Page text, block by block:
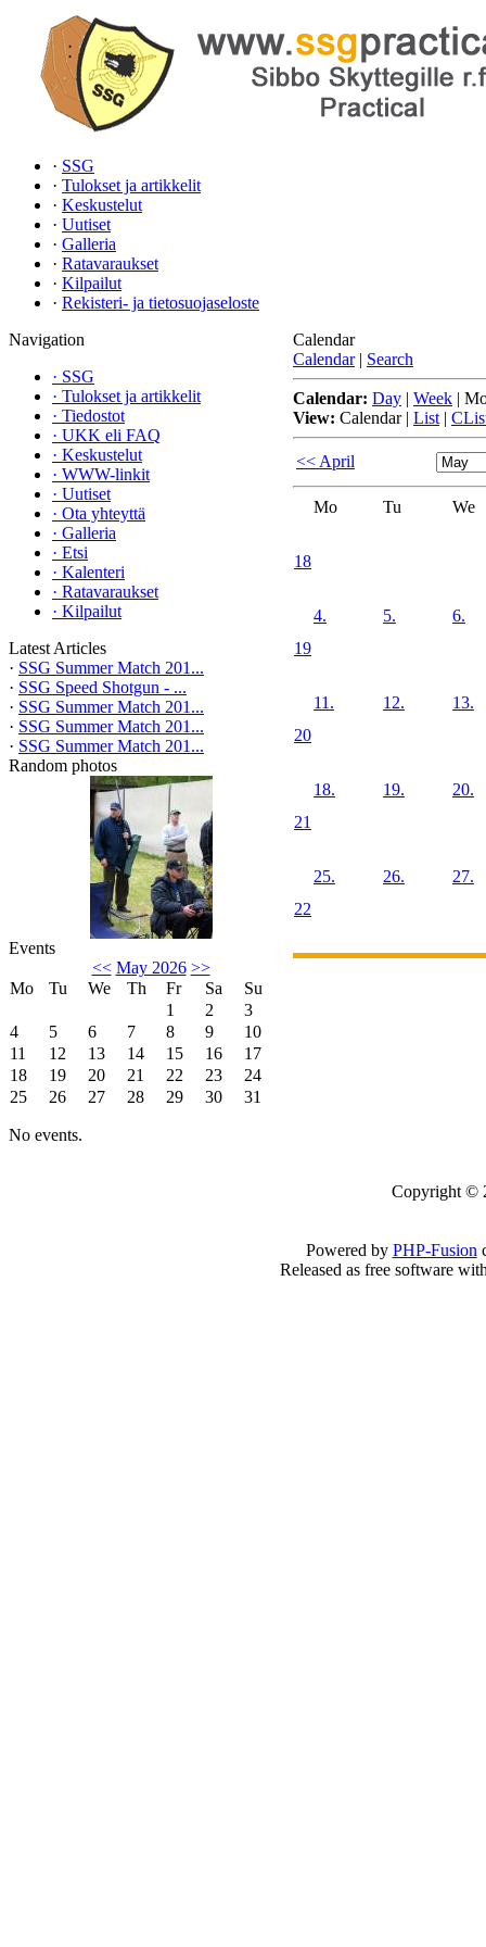
· SSG
· Tulokset ja artikkelit
· Keskustelut
· Uutiset
· Galleria
· Ratavaraukset
· Kilpailut
· Rekisteri- ja tietosuojaseloste
Navigation
· SSG
· Tulokset ja artikkelit
· Tiedostot
· UKK eli FAQ
· Keskustelut
· WWW-linkit
· Uutiset
· Ota yhteyttä
· Galleria
· Etsi
· Kalenteri
· Ratavaraukset
· Kilpailut
Latest Articles
· SSG Summer Match 201...
· SSG Speed Shotgun - ...
· SSG Summer Match 201...
· SSG Summer Match 201...
· SSG Summer Match 201...
Random photos
Events
<< May 2026 >>
Mo
Tu We Th Fr Sa
Su
1
2
3
4
5 6 7 8 9
10
11
12 13 14 15 16
17
18
19 20 21 22 23
24
25
26 27 28 29 30 31
No events.
Calendar
Calendar | Search
Calendar: Day | Week |
View: Calendar| List |
<< April
Mo Tu We
18
19
4. 5. 6.
20
11. 12. 13.
21
18. 19. 20.
22
25. 26. 27.
Copyright ©
Powered by PHP-Fusion
Released as free software